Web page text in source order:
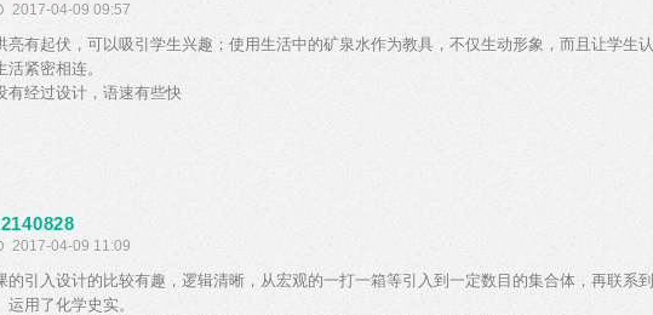
2017-04-09 09:57
亮有起伏，可以吸引学生兴趣；使用生活中的矿泉水作为教具，不仅生动形象，而且让学生认
紧密相连。
有经过设计，语速有些快
2017-04-09 11:09
的引入设计的比较有趣，逻辑清晰，从宏观的一打一箱等引入到一定数目的集合体，再联系到
用了化学史实。